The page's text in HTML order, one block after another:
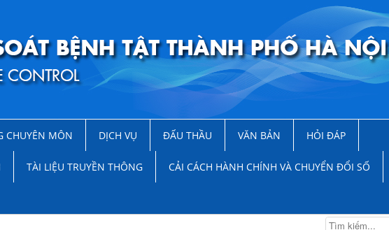
CHUYÊN MÔN DỊCH VỤ ĐẤU THẦU VĂN BẢN HỎI ĐÁP
TÀI LIỆU TRUYỀN THÔNG CẢI CÁCH HÀNH CHÍNH VÀ CHUYỂN ĐỔI SỐ